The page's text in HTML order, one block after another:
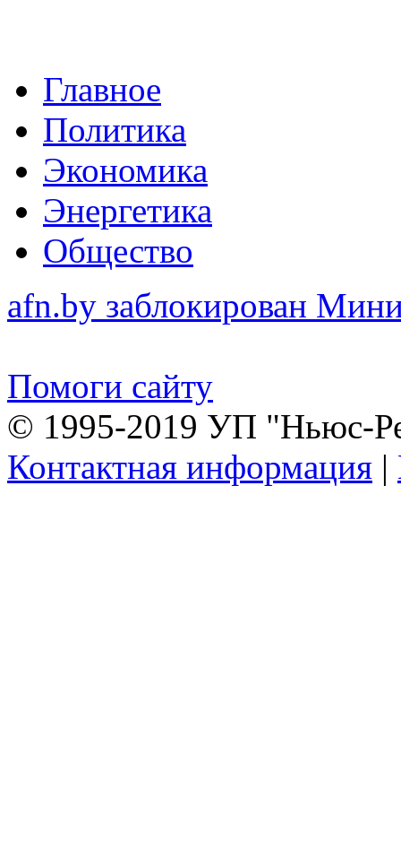
Главное
Политика
Экономика
Энергетика
Общество
afn.by заблокирован
Помоги сайту
© 1995-2019 УП "Ньюс-
Контактная информация |